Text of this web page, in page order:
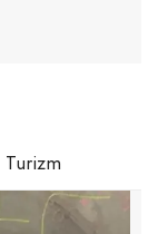
Turizm